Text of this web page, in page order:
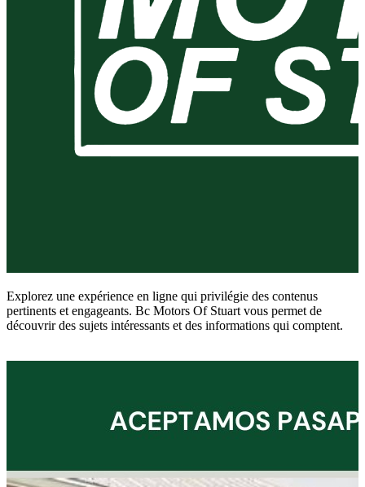
Explorez une expérience en ligne qui privilégie des contenus
pertinents et engageants. Bc Motors Of Stuart vous permet de
découvrir des sujets intéressants et des informations qui comptent.